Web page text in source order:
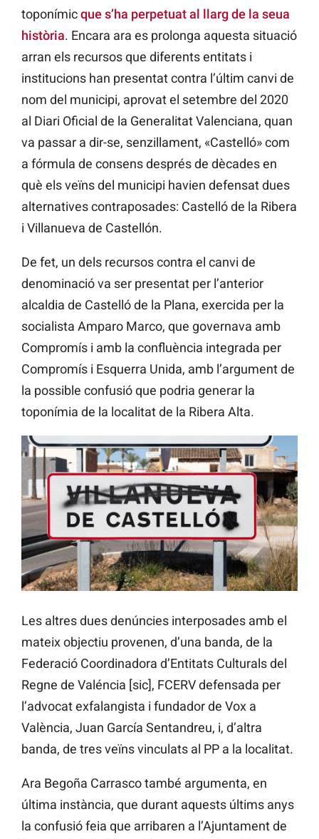
toponímicque s’ha perpetuat al llarg de la seua
història. Encara ara es prolonga aquesta situació
arran els recursos que diferents entitats i
institucions han presentat contra l’últim canvi de
nom del municipi, aprovat el setembre del 2020
al Diari Oficial de la Generalitat Valenciana, quan
va passar a dir-se, senzillament, «Castelló» com
a fórmula de consens després de dècades en
què els veïns del municipi havien defensat dues
alternatives contraposades: Castelló de la Ribera
i Villanueva de Castellón.
De fet, un dels recursos contra el canvi de
denominació va ser presentat per l’anterior
alcaldia de Castelló de la Plana, exercida per la
socialista Amparo Marco, que governava amb
Compromís i amb la confluència integrada per
Compromís i Esquerra Unida, amb l’argument de
la possible confusió que podria generar la
toponímia de la localitat de la Ribera Alta.
Les altres dues denúncies interposades amb el
mateix objectiu provenen, d’una banda, de la
Federació Coordinadora d’Entitats Culturals del
Regne de Valéncia [sic], FCERV defensada per
l’advocat exfalangista i fundador de Vox a
València, Juan García Sentandreu, i, d’altra
banda, de tres veïns vinculats al PP a la localitat.
Ara Begoña Carrasco també argumenta, en
última instància, que durant aquests últims anys
la confusió feia que arribaren a l’Ajuntament de